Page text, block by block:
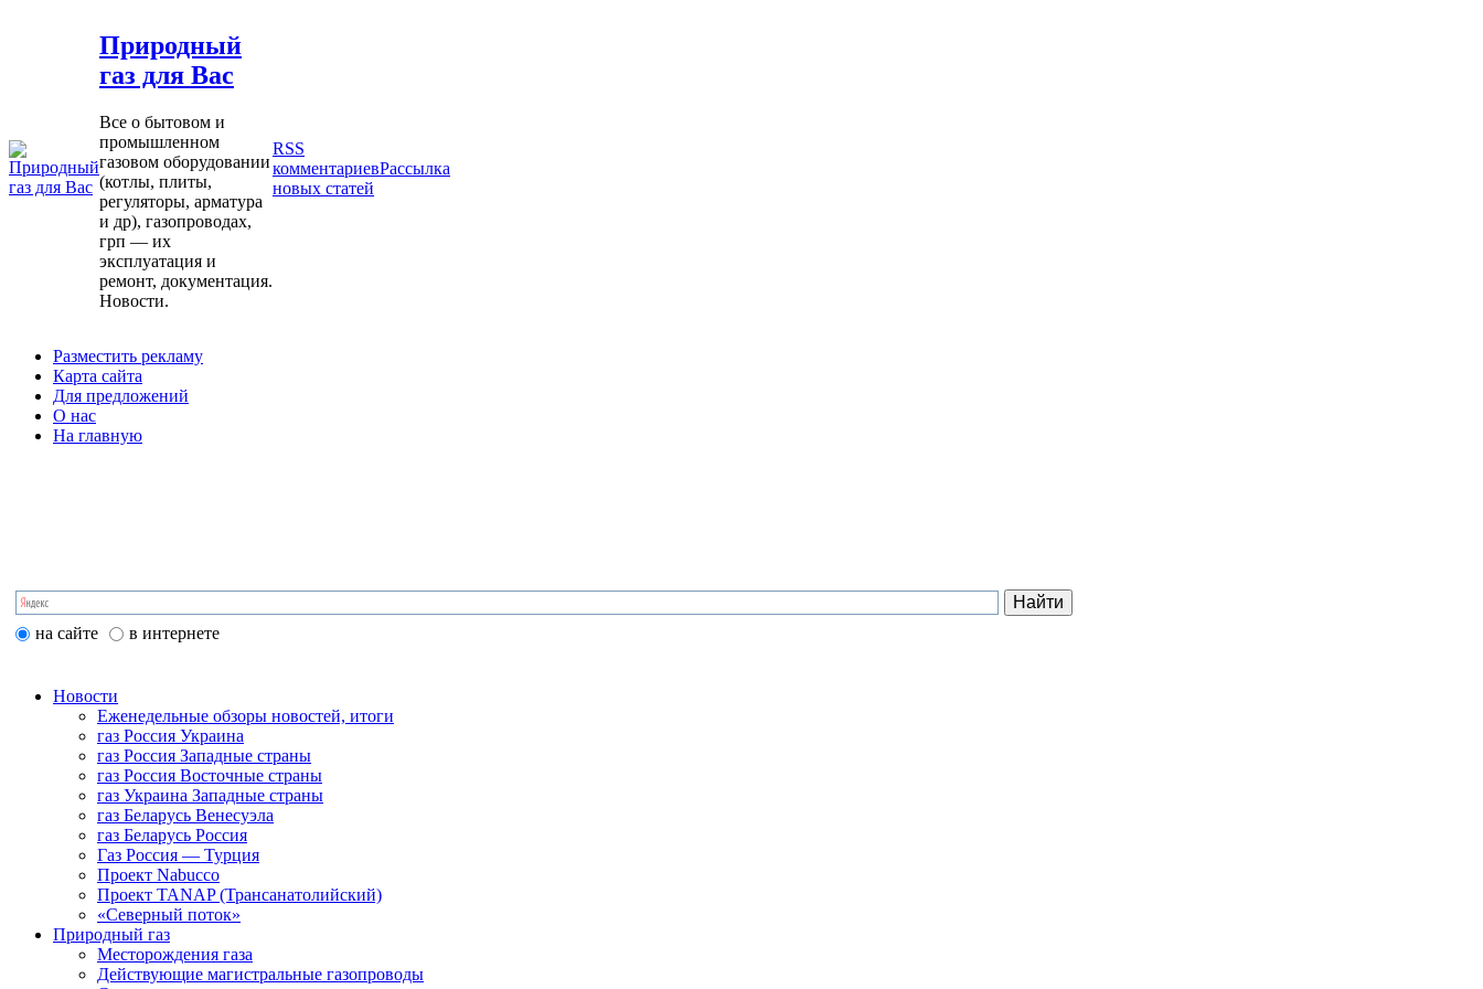
Природный
газ для Вас
Все о бытовом и
промышленном
газовом оборудовании
(котлы, плиты,
регуляторы, арматура
и др), газопроводах,
грп — их
эксплуатация и
ремонт, документация.
Новости.
RSS
комментариевРассылка
новых статей
Разместить рекламу
Карта сайта
Для предложений
О нас
На главную
на сайте в интернете
Новости
Еженедельные обзоры новостей, итоги
газ Россия Украина
газ Россия Западные страны
газ Россия Восточные страны
газ Украина Западные страны
газ Беларусь Венесуэла
газ Беларусь Россия
Газ Россия — Турция
Проект Nabucco
Проект TANAP (Трансанатолийский)
«Северный поток»
Природный газ
Месторождения газа
Действующие магистральные газопроводы